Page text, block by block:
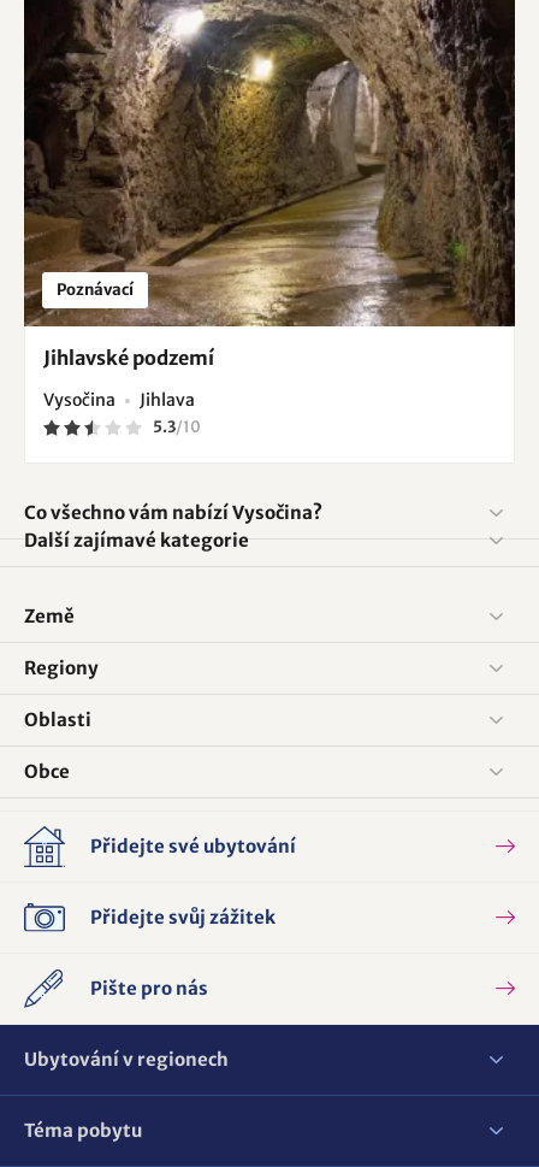
Poznávací
Jihlavské podzemí
Vysočina Jihlava
5.3/10
Co všechno vám nabízí Vysočina?
Další zajímavé kategorie
Země
Regiony
Oblasti
Obce
Přidejte své ubytování
Přidejte svůj zážitek
Pište pro nás
Ubytování v regionech
Téma pobytu